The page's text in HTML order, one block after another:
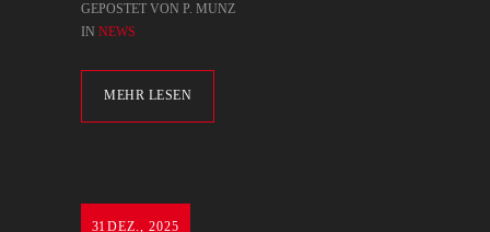
MEHR LESEN
GEPOSTET VON P. MUNZ
IN NEWS
31DEZ., 2025